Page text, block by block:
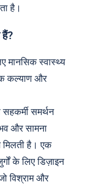
है।
हैं?
मानसिक स्वास्थ्य
कल्याण और
समर्थन
और सामना
मिलती है। एक
के लिए डिज़ाइन
विश्राम और